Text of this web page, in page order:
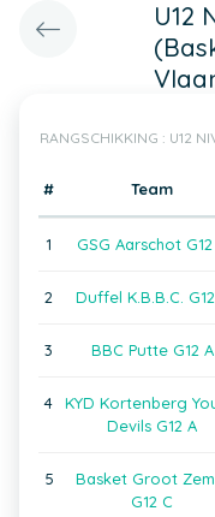
U12
RANGSCHIKKING : U12
# Team
1 GSG Aarschot G12
2 Duffel K.B.B.C.
3 BBC Putte G12 A
4
KYD Kortenberg
Devils G12 A
5
Basket Groot
G12 C